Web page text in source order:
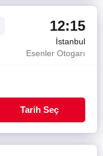
12:15
İstanbul
Esenler Otogarı
Tarih Seç